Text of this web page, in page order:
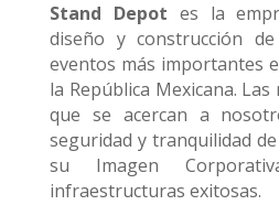
Stand Depot es la
diseño y construcción
eventos más importantes
la República Mexicana.
que se acercan a
seguridad y tranquilidad
su Imagen
infraestructuras exitosas.